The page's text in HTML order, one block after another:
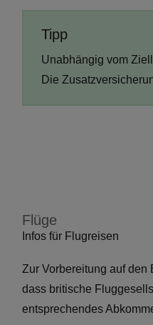
Tipp
Unabhängig vom
Die
Flüge
Infos für Flugreisen
Zur Vorbereitung auf den
dass britische
entsprechendes